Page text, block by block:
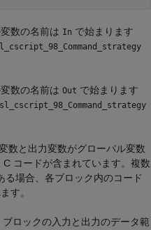
数の名前は In で始まります
数の名前は Out で始まります
数と出力変数がグローバル変数
コードが含まれています。複数
る場合、各ブロック内のコード
す。
ブロックの入力と出力のデータ範